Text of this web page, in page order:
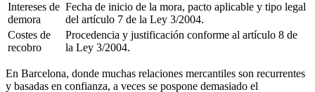
Intereses de
demora
Fecha de inicio de la mora, pacto aplicable y tipo legal
del artículo 7 de la Ley 3/2004.
Costes de
recobro
Procedencia y justificación conforme al artículo 8 de
la Ley 3/2004.
En Barcelona, donde muchas relaciones mercantiles son recurrentes
y basadas en confianza, a veces se pospone demasiado el